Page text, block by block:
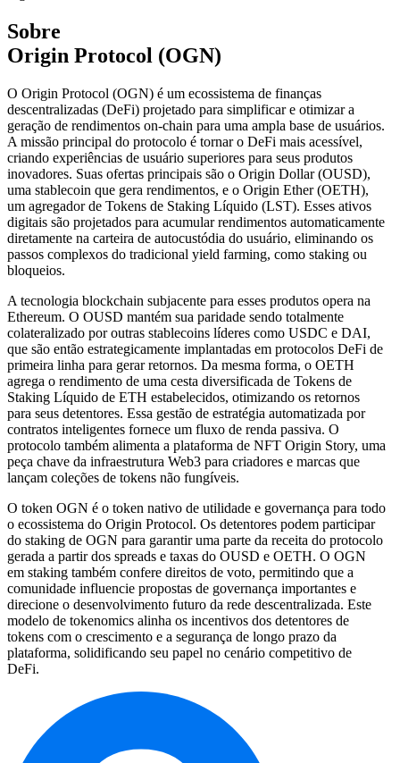
Sobre
Origin Protocol (OGN)
O Origin Protocol (OGN) é um ecossistema de finanças
descentralizadas (DeFi) projetado para simplificar e otimizar a
geração de rendimentos on-chain para uma ampla base de usuários.
A missão principal do protocolo é tornar o DeFi mais acessível,
criando experiências de usuário superiores para seus produtos
inovadores. Suas ofertas principais são o Origin Dollar (OUSD),
uma stablecoin que gera rendimentos, e o Origin Ether (OETH),
um agregador de Tokens de Staking Líquido (LST). Esses ativos
digitais são projetados para acumular rendimentos automaticamente
diretamente na carteira de autocustódia do usuário, eliminando os
passos complexos do tradicional yield farming, como staking ou
bloqueios.
A tecnologia blockchain subjacente para esses produtos opera na
Ethereum. O OUSD mantém sua paridade sendo totalmente
colateralizado por outras stablecoins líderes como USDC e DAI,
que são então estrategicamente implantadas em protocolos DeFi de
primeira linha para gerar retornos. Da mesma forma, o OETH
agrega o rendimento de uma cesta diversificada de Tokens de
Staking Líquido de ETH estabelecidos, otimizando os retornos
para seus detentores. Essa gestão de estratégia automatizada por
contratos inteligentes fornece um fluxo de renda passiva. O
protocolo também alimenta a plataforma de NFT Origin Story, uma
peça chave da infraestrutura Web3 para criadores e marcas que
lançam coleções de tokens não fungíveis.
O token OGN é o token nativo de utilidade e governança para todo
o ecossistema do Origin Protocol. Os detentores podem participar
do staking de OGN para garantir uma parte da receita do protocolo
gerada a partir dos spreads e taxas do OUSD e OETH. O OGN
em staking também confere direitos de voto, permitindo que a
comunidade influencie propostas de governança importantes e
direcione o desenvolvimento futuro da rede descentralizada. Este
modelo de tokenomics alinha os incentivos dos detentores de
tokens com o crescimento e a segurança de longo prazo da
plataforma, solidificando seu papel no cenário competitivo de
DeFi.